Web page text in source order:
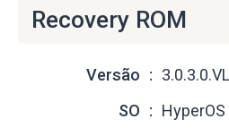
Recovery ROM
Versão
SO
HyperOS